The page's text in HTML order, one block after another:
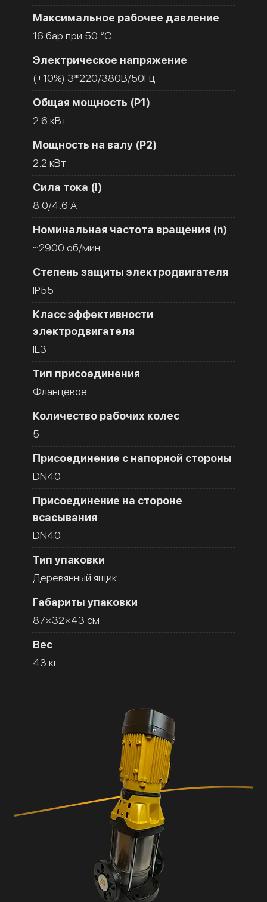
Максимальное рабочее давление
16 бар при 50 °C
Электрическое напряжение
(±10%) 3*220/380В/50Гц
Общая мощность (Р1)
2.6 кВт
Мощность на валу (Р2)
2.2 кВт
Сила тока (I)
8.0/4.6 A
Номинальная частота вращения (n)
~2900 об/мин
Степень защиты электродвигателя
IP55
Класс эффективности
электродвигателя
IE3
Тип присоединения
Фланцевое
Количество рабочих колес
5
Присоединение с напорной стороны
DN40
Присоединение на стороне
всасывания
DN40
Тип упаковки
Деревянный ящик
Габариты упаковки
87×32×43 см
Вес
43 кг